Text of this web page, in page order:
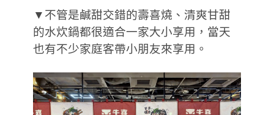
▼不管是鹹甜交錯的壽喜燒、清爽甘甜
的水炊鍋都很適合一家大小享用，當天
也有不少家庭客帶小朋友來享用。